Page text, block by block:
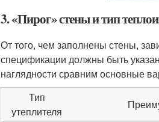
3. «Пирог» стены и тип
От того, чем заполнены стены,
спецификации должны быть
наглядности сравним основные
Тип
утеплителя